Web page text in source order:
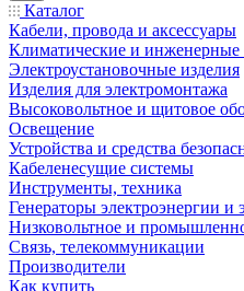
Каталог
Кабели, провода и аксессуары
Климатические и инженерные
Электроустановочные изделия
Изделия для электромонтажа
Высоковольтное и щитовое
Освещение
Устройства и средства
Кабеленесущие системы
Инструменты, техника
Генераторы электроэнергии и
Низковольтное и
Связь, телекоммуникации
Производители
Как купить